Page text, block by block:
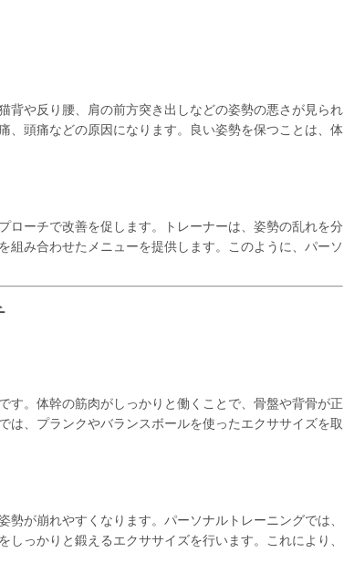
背や反り腰、肩の前方突き出しなどの姿勢の悪さが見られ
、頭痛などの原因になります。良い姿勢を保つことは、体
ローチで改善を促します。トレーナーは、姿勢の乱れを分
み合わせたメニューを提供します。このように、パーソ
す。体幹の筋肉がしっかりと働くことで、骨盤や背骨が正
は、プランクやバランスボールを使ったエクササイズを取
が崩れやすくなります。パーソナルトレーニングでは、
っかりと鍛えるエクササイズを行います。これにより、